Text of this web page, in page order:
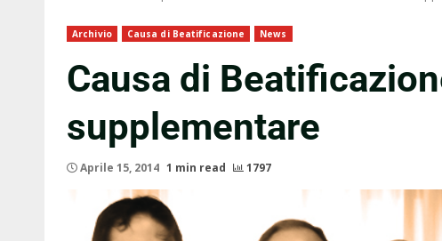
Archivio Causa di Beatificazione News
Causa di
supplementare
Aprile 15, 2014 1 min read 1797